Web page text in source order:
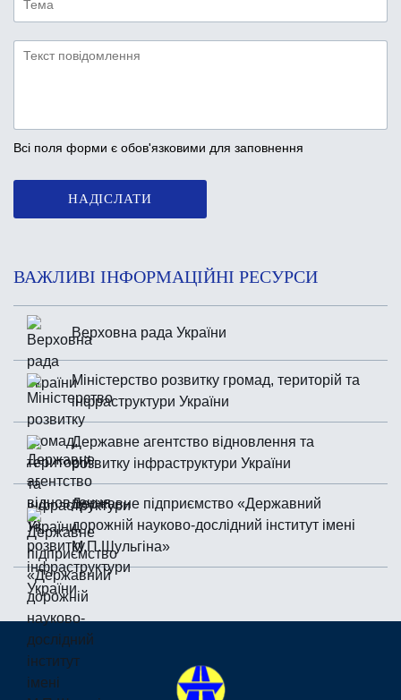
Всі поля форми є обов'язковими для заповнення
НАДІСЛАТИ
ВАЖЛИВІ ІНФОРМАЦІЙНІ РЕСУРСИ
Верховна рада України
Міністерство розвитку громад, територій та
інфраструктури України
Державне агентство відновлення та
розвитку інфраструктури України
Державне підприємство «Державний
дорожній науково-дослідний інститут імені
М.П.Шульгiна»